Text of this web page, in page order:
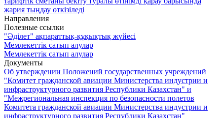
жария тыңдау өткізіледі
Направления
Полезные ссылки
"Әділет" ақпараттық-құқықтық жүйесі
Мемлекеттік сатып алулар
Мемлекеттік сатып алулар
Документы
Об утверждении Положений государственных учреждений
"Комитет гражданской авиации Министерства индустрии и
инфраструктурного развития Республики Казахстан" и
"Межрегиональная инспекция по безопасности полетов
Комитета гражданской авиации Министерства индустрии и
инфраструктурного развития Республики Казахстан"